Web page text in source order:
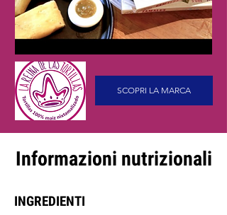
SCOPRI LA MARCA
Informazioni nutrizionali
INGREDIENTI